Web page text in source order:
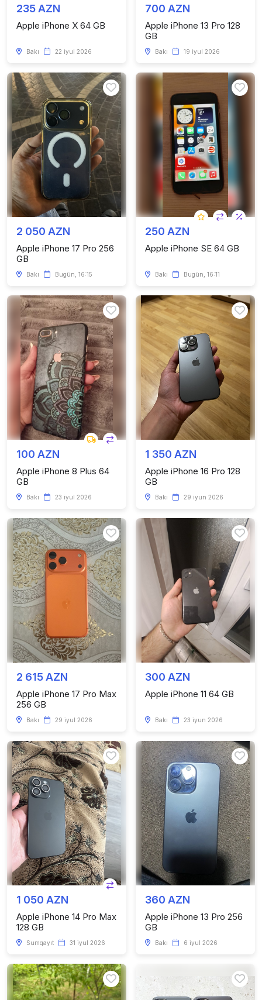
235 AZN
Apple iPhone X 64 GB
Bakı 22 iyul 2026
700 AZN
Apple iPhone 13 Pro 128
GB
Bakı 19 iyul 2026
2 050 AZN
Apple iPhone 17 Pro 256
GB
Bakı Bugün, 16:15
250 AZN
Apple iPhone SE 64 GB
Bakı Bugün, 16:11
100 AZN
Apple iPhone 8 Plus 64
GB
Bakı 23 iyul 2026
1 350 AZN
Apple iPhone 16 Pro 128
GB
Bakı 29 iyun 2026
2 615 AZN
Apple iPhone 17 Pro Max
256 GB
Bakı 29 iyul 2026
300 AZN
Apple iPhone 11 64 GB
Bakı 23 iyun 2026
1 050 AZN
Apple iPhone 14 Pro Max
128 GB
Sumqayıt 31 iyul 2026
360 AZN
Apple iPhone 13 Pro 256
GB
Bakı 6 iyul 2026